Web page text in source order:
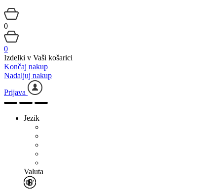
0
0
Izdelki v Vaši košarici
Končaj nakup
Nadaljuj nakup
Prijava
Jezik
Valuta